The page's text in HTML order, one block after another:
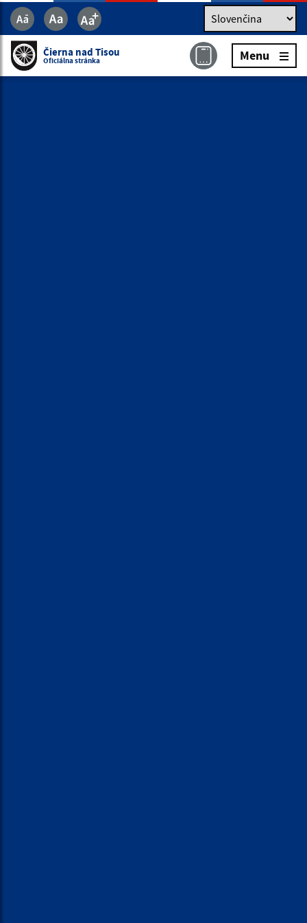
Slovenčina
Čierna nad Tisou
Oficiálna stránka Menu
Čierna nad Tisou
Oficiálna stránka Menu